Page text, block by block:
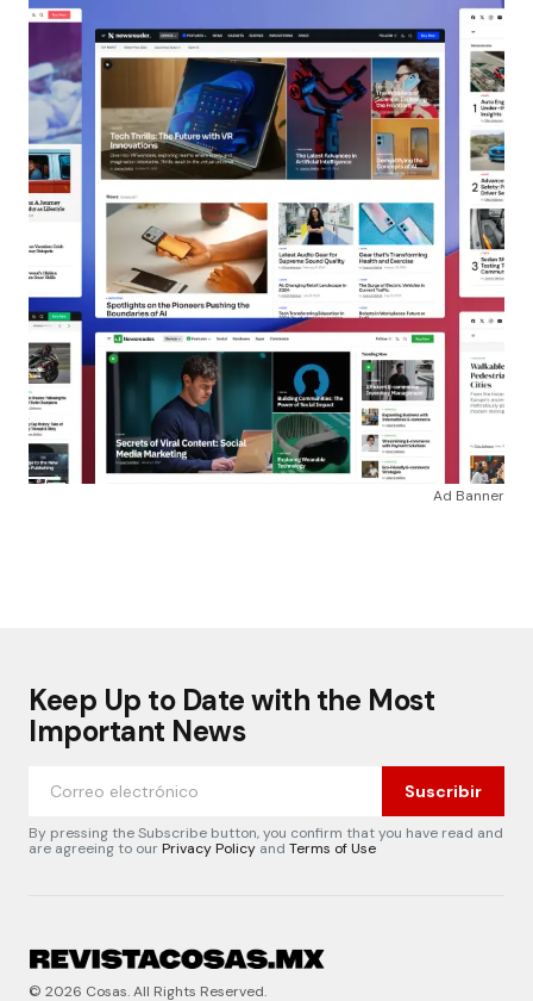
Ad Banner
Keep Up to Date with the Most
Important News
Suscribir
By pressing the Subscribe button, you confirm that you have read and
are agreeing to ourPrivacy Policy and Terms of Use
© 2026 Cosas. All Rights Reserved.